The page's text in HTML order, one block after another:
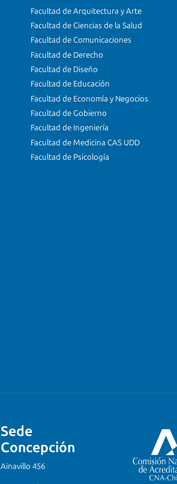
Facultad de Arquitectura y Arte
Facultad de Ciencias de la Salud
Facultad de Comunicaciones
Facultad de Derecho
Facultad de Diseño
Facultad de Educación
Facultad de Economía y Negocios
Facultad de Gobierno
Facultad de Ingeniería
Facultad de Medicina CAS UDD
Facultad de Psicología
Sede
Concepción
Ainavillo 456